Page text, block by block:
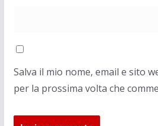
Salva il mio nome, email e sito
per la prossima volta che